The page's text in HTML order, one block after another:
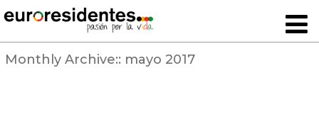
Monthly Archive:: mayo 2017